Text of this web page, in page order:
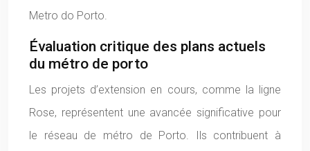
Metro do Porto.
Évaluation critique des plans actuels
du métro de porto
Les projets d’extension en cours, comme la ligne
Rose, représentent une avancée significative pour
le réseau de métro de Porto. Ils contribuent à